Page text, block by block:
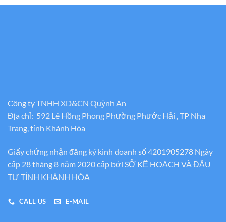
Công ty TNHH XD&CN Quỳnh An
Địa chỉ: 592 Lê Hồng Phong Phường Phước Hải , TP Nha
Trang, tỉnh Khánh Hòa
Giấy chứng nhận đăng ký kinh doanh số 4201905278 Ngày
cấp 28 tháng 8 năm 2020 cấp bới SỞ KẾ HOẠCH VÀ ĐẦU
TƯ TỈNH KHÁNH HÒA
CALL US E-MAIL